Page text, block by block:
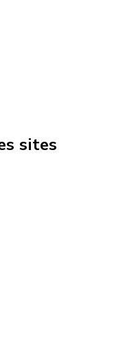
sites